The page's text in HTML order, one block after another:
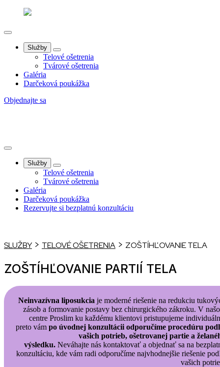
Služby
Telové ošetrenia
Tvárové ošetrenia
Galéria
Darčeková poukážka
Objednajte sa
Služby
Telové ošetrenia
Tvárové ošetrenia
Galéria
Darčeková poukážka
Rezervujte si bezplatnú konzultáciu
SLUŽBY> TELOVÉ OŠETRENIA > ZOŠTÍHĽOVANIE TELA
ZOŠTÍHĽOVANIE PARTIÍ TELA
Neinvazívna liposukcia je moderné riešenie na redukciu
zásob a formovanie postavy bez chirurgického zákroku. V
centre Proslim ku každému klientovi pristupujeme
preto vám po úvodnej konzultácii odporučíme procedúru
vašich potrieb, ošetrovanej partie a
výsledku. Neváhajte nás kontaktovať a objednať sa na
konzultáciu, kde vám radi odporučíme najvhodnejšie riešenie
vašich